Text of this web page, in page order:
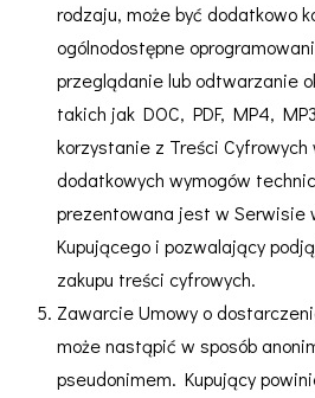
rodzaju, może być dodatkowo
ogólnodostępne
przeglądanie lub odtwarzanie
takich jak DOC, PDF, MP4,
korzystanie z Treści Cyfrowych
dodatkowych wymogów
prezentowana jest w Serwisie
Kupującego i pozwalający
zakupu treści cyfrowych.
Zawarcie Umowy o
może nastąpić w sposób
pseudonimem. Kupujący